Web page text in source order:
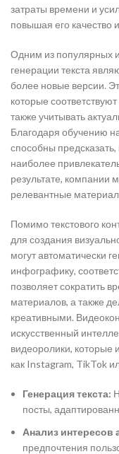
затраты времени и
повышая его качество
Одним из популярных
генерации текста
более новые версии.
которые
также учитывать
Благодаря обучению
способны
наиболее
результате, компании
релевантные
Помимо текстового
для создания
могут автоматически
инфографику,
позволяет сократить
материалов, а также
креативными.
искусственный
видеоролики, которые
как Instagram, TikTok
Генерация текста:
посты,
Анализ интересов
предпочтения